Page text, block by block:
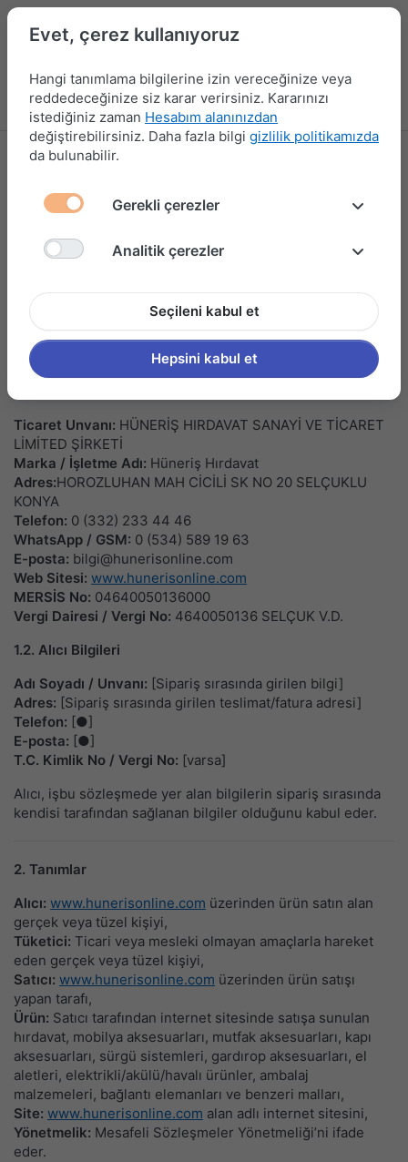
Menü Kampanyalar Yeni Ürünler Giriş yap
Mesafeli Satış Sözleşmesi
MESAFELİ SATIŞ SÖZLEŞMESİ
1. Taraflar
www.hunerisonline.cominternet sitesi üzerinden
elektronik ortamda sipariş verdiği ürünlerin satışı ve
teslimine ilişkin olarak kurulmuştur.
Ticaret Unvanı: HÜNERİŞ HIRDAVAT SANAYİ VE TİCARET
LİMİTED ŞİRKETİ
Marka / İşletme Adı: Hüneriş Hırdavat
Adres:HOROZLUHAN MAH CİCİLİ SK NO 20 SELÇUKLU
KONYA
Telefon: 0 (332) 233 44 46
WhatsApp / GSM: 0 (534) 589 19 63
E-posta: bilgi@hunerisonline.com
Web Sitesi: www.hunerisonline.com
MERSİS No: 04640050136000
Vergi Dairesi / Vergi No: 4640050136 SELÇUK V.D.
1.2. Alıcı Bilgileri
Adı Soyadı / Unvanı: [Sipariş sırasında girilen bilgi]
Adres: [Sipariş sırasında girilen teslimat/fatura adresi]
Telefon: [●]
E-posta: [●]
T.C. Kimlik No / Vergi No: [varsa]
Alıcı, işbu sözleşmede yer alan bilgilerin sipariş sırasında
kendisi tarafından sağlanan bilgiler olduğunu kabul eder.
2. Tanımlar
Alıcı: www.hunerisonline.com üzerinden ürün satın alan
gerçek veya tüzel kişiyi,
Tüketici: Ticari veya mesleki olmayan amaçlarla hareket
eden gerçek veya tüzel kişiyi,
Satıcı: www.hunerisonline.com üzerinden ürün satışı
yapan tarafı,
Ürün: Satıcı tarafından internet sitesinde satışa sunulan
hırdavat, mobilya aksesuarları, mutfak aksesuarları, kapı
aksesuarları, sürgü sistemleri, gardırop aksesuarları, el
aletleri, elektrikli/akülü/havalı ürünler, ambalaj
malzemeleri, bağlantı elemanları ve benzeri malları,
Site: www.hunerisonline.com alan adlı internet sitesini,
Yönetmelik: Mesafeli Sözleşmeler Yönetmeliği’ni ifade
eder.
Evet, çerez kullanıyoruz
Hangi tanımlama bilgilerine izin vereceğinize veya
reddedeceğinize siz karar verirsiniz. Kararınızı
istediğiniz zaman Hesabım alanınızdan
değiştirebilirsiniz. Daha fazla bilgi gizlilik politikamızda
da bulunabilir.
Gerekli çerezler
Analitik çerezler
Seçileni kabul et
Hepsini kabul et